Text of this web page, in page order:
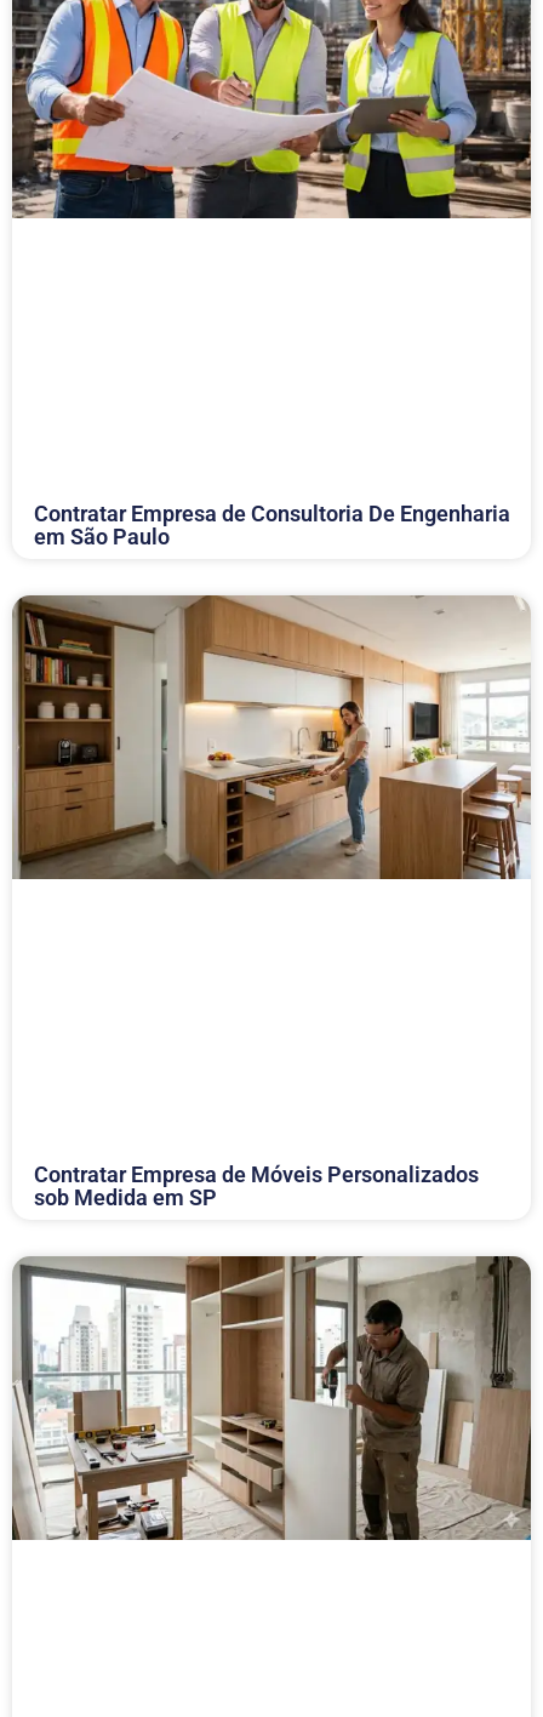
Contratar Empresa de Consultoria De Engenharia
em São Paulo
Contratar Empresa de Móveis Personalizados
sob Medida em SP